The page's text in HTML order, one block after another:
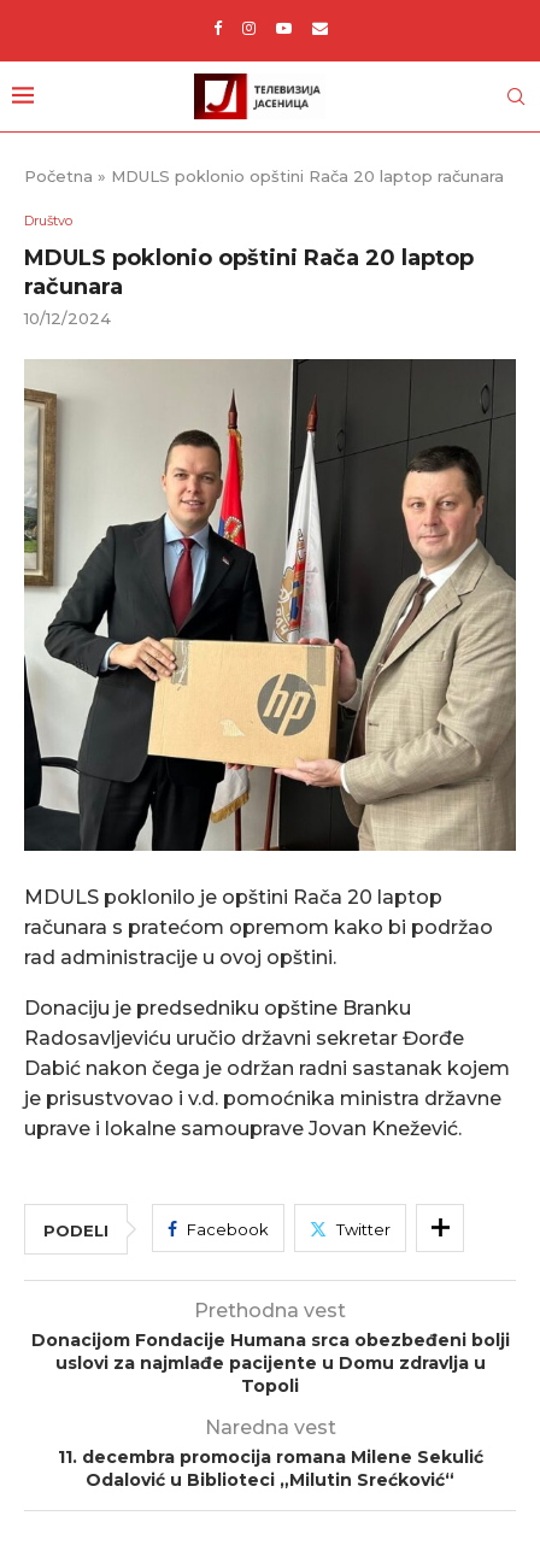
Početna » MDULS poklonio opštini Rača 20 laptop računara
Društvo
MDULS poklonio opštini Rača 20 laptop
računara
10/12/2024
MDULS poklonilo je opštini Rača 20 laptop
računara s pratećom opremom kako bi podržao
rad administracije u ovoj opštini.
Donaciju je predsedniku opštine Branku
Radosavljeviću uručio državni sekretar Đorđe
Dabić nakon čega je održan radni sastanak kojem
je prisustvovao i v.d. pomoćnika ministra državne
uprave i lokalne samouprave Jovan Knežević.
PODELI Facebook Twitter
Prethodna vest
Donacijom Fondacije Humana srca obezbeđeni bolji
uslovi za najmlađe pacijente u Domu zdravlja u
Topoli
Naredna vest
11. decembra promocija romana Milene Sekulić
Odalović u Biblioteci „Milutin Srećković“